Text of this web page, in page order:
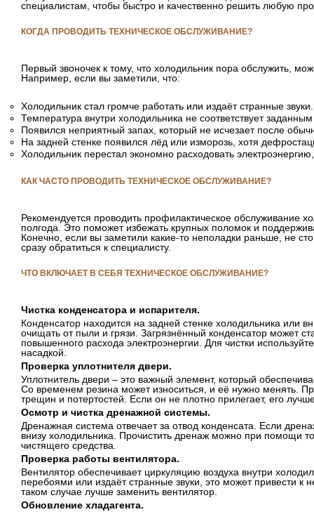
специалистам, чтобы быстро и качественно решить любую
КОГДА ПРОВОДИТЬ ТЕХНИЧЕСКОЕ ОБСЛУЖИВАНИЕ?
Первый звоночек к тому, что холодильник пора обслужить,
Например, если вы заметили, что:
Холодильник стал громче работать или издаёт странные звуки.
Температура внутри холодильника не соответствует
Появился неприятный запах, который не исчезает после
На задней стенке появился лёд или изморозь, хотя
Холодильник перестал экономно расходовать
КАК ЧАСТО ПРОВОДИТЬ ТЕХНИЧЕСКОЕ ОБСЛУЖИВАНИЕ?
Рекомендуется проводить профилактическое обслуживание
полгода. Это поможет избежать крупных поломок и
Конечно, если вы заметили какие-то неполадки раньше, не
сразу обратиться к специалисту.
ЧТО ВКЛЮЧАЕТ В СЕБЯ ТЕХНИЧЕСКОЕ ОБСЛУЖИВАНИЕ?
Чистка конденсатора и испарителя.
Конденсатор находится на задней стенке холодильника или
очищать от пыли и грязи. Загрязнённый конденсатор может
повышенного расхода электроэнергии. Для чистки
насадкой.
Проверка уплотнителя двери.
Уплотнитель двери – это важный элемент, который
Со временем резина может износиться, и её нужно менять.
трещин и потертостей. Если он не плотно прилегает, его
Осмотр и чистка дренажной системы.
Дренажная система отвечает за отвод конденсата. Если
внизу холодильника. Прочистить дренаж можно при помощи
чистящего средства.
Проверка работы вентилятора.
Вентилятор обеспечивает циркуляцию воздуха внутри
перебоями или издаёт странные звуки, это может привести
таком случае лучше заменить вентилятор.
Обновление хладагента.